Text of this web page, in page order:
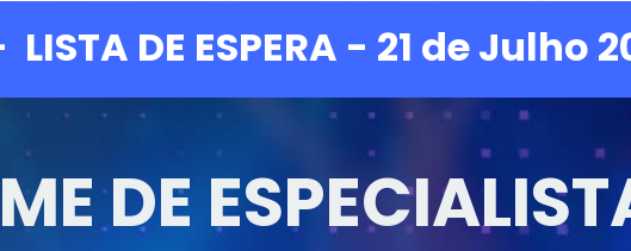
DE ESPERA - 21 de Julho
DE